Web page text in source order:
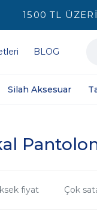
1500 TL ÜZERİ
BLOG
Silah Aksesuar
fiyat Çok